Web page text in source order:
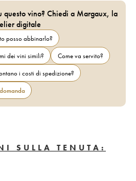
questo vino? Chiedi a Margaux, la
digitale
posso abbinarlo?
dei vini simili?
Come va servito?
i costi di spedizione?
SULLA TENUTA: